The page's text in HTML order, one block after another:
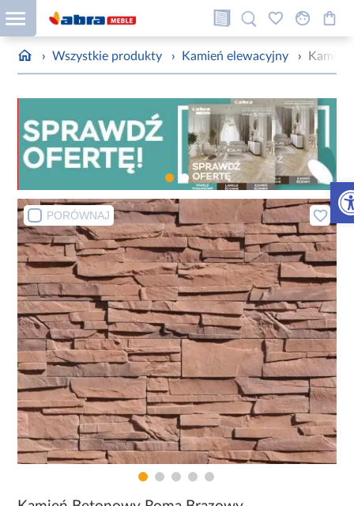
› Wszystkie produkty › Kamień elewacyjny ›
PORÓWNAJ